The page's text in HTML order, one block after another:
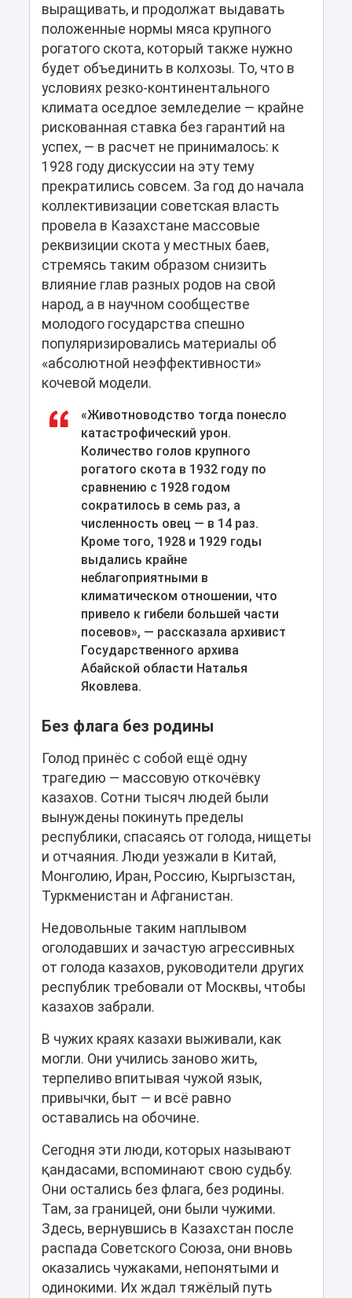
выращивать, и продолжат выдавать
положенные нормы мяса крупного
рогатого скота, который также нужно
будет объединить в колхозы. То, что в
условиях резко-континентального
климата оседлое земледелие — крайне
рискованная ставка без гарантий на
успех, — в расчет не принималось: к
1928 году дискуссии на эту тему
прекратились совсем. За год до начала
коллективизации советская власть
провела в Казахстане массовые
реквизиции скота у местных баев,
стремясь таким образом снизить
влияние глав разных родов на свой
народ, а в научном сообществе
молодого государства спешно
популяризировались материалы об
«абсолютной неэффективности»
кочевой модели.
«Животноводство тогда понесло
катастрофический урон.
Количество голов крупного
рогатого скота в 1932 году по
сравнению с 1928 годом
сократилось в семь раз, а
численность овец — в 14 раз.
Кроме того, 1928 и 1929 годы
выдались крайне
неблагоприятными в
климатическом отношении, что
привело к гибели большей части
посевов», — рассказала архивист
Государственного архива
Абайской области Наталья
Яковлева.
Без флага без родины
Голод принёс с собой ещё одну
трагедию — массовую откочёвку
казахов. Сотни тысяч людей были
вынуждены покинуть пределы
республики, спасаясь от голода, нищеты
и отчаяния. Люди уезжали в Китай,
Монголию, Иран, Россию, Кыргызстан,
Туркменистан и Афганистан.
Недовольные таким наплывом
оголодавших и зачастую агрессивных
от голода казахов, руководители других
республик требовали от Москвы, чтобы
казахов забрали.
В чужих краях казахи выживали, как
могли. Они учились заново жить,
терпеливо впитывая чужой язык,
привычки, быт — и всё равно
оставались на обочине.
Сегодня эти люди, которых называют
қандасами, вспоминают свою судьбу.
Они остались без флага, без родины.
Там, за границей, они были чужими.
Здесь, вернувшись в Казахстан после
распада Советского Союза, они вновь
оказались чужаками, непонятыми и
одинокими. Их ждал тяжёлый путь